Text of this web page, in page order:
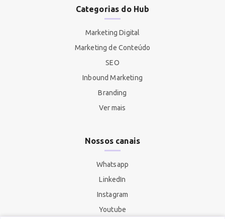
Categorias do Hub
Marketing Digital
Marketing de Conteúdo
SEO
Inbound Marketing
Branding
Ver mais
Nossos canais
Whatsapp
LinkedIn
Instagram
Youtube